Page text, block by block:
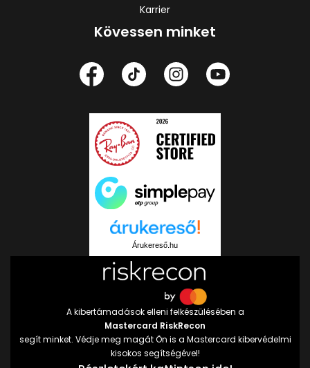
Karrier
Kövessen minket
Árukereső.hu
A kibertámadások elleni felkészülésében a
Mastercard RiskRecon
segít minket. Védje meg magát Ön is a Mastercard kibervédelmi
kisokos segítségével!